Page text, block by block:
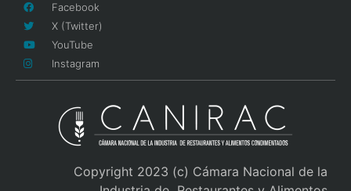
Facebook
X (Twitter)
YouTube
Instagram
Copyright 2023 (c) Cámara Nacional de la